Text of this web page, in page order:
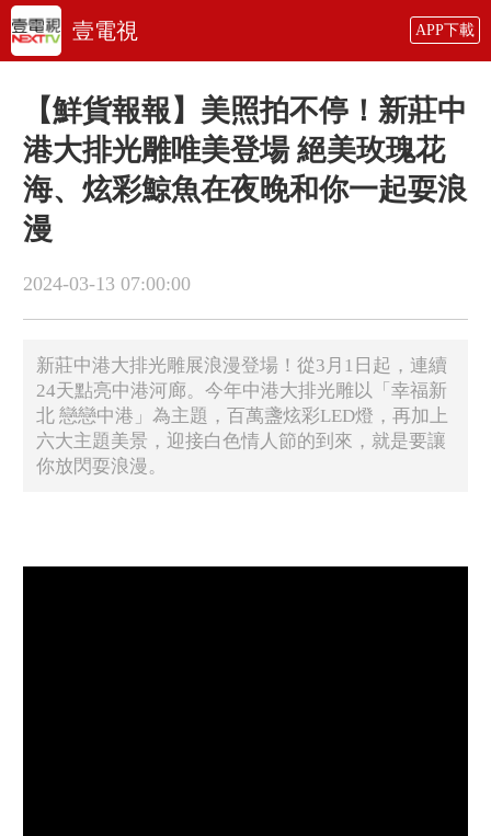
壹電視 APP下載
【鮮貨報報】美照拍不停！新莊中
港大排光雕唯美登場 絕美玫瑰花
海、炫彩鯨魚在夜晚和你一起耍浪
漫
2024-03-13 07:00:00
新莊中港大排光雕展浪漫登場！從3月1日起，連續
24天點亮中港河廊。今年中港大排光雕以「幸福新
北 戀戀中港」為主題，百萬盞炫彩LED燈，再加上
六大主題美景，迎接白色情人節的到來，就是要讓
你放閃耍浪漫。